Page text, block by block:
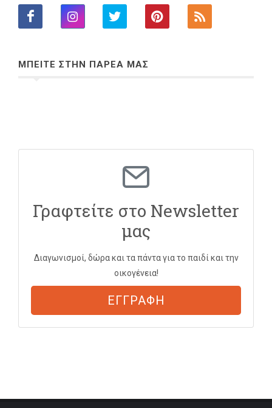
ΜΠΕΙΤΕ ΣΤΗΝ ΠΑΡΕΑ ΜΑΣ
Γραφτείτε στο Newsletter
μας
Διαγωνισμοί, δώρα και τα πάντα για το παιδί και την
οικογένεια!
ΕΓΓΡΑΦΗ